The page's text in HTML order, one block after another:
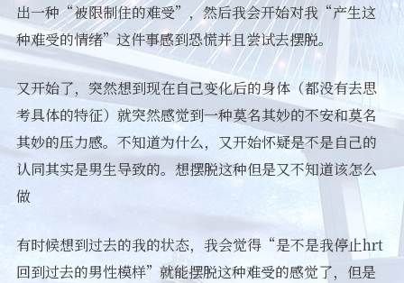
出一种“被限制住的难受”，然后我会开始对我“产生这
种难受的情绪”这件事感到恐慌并且尝试去摆脱。
又开始了，突然想到现在自己变化后的身体（都没有去思
考具体的特征）就突然感觉到一种莫名其妙的不安和莫名
其妙的压力感。不知道为什么，又开始怀疑是不是自己的
认同其实是男生导致的。想摆脱这种但是又不知道该怎么
做
有时候想到过去的我的状态，我会觉得“是不是我停止hrt
回到过去的男性模样”就能摆脱这种难受的感觉了，但是